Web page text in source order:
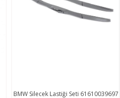
BMW Silecek Lastiği Seti 61610039697